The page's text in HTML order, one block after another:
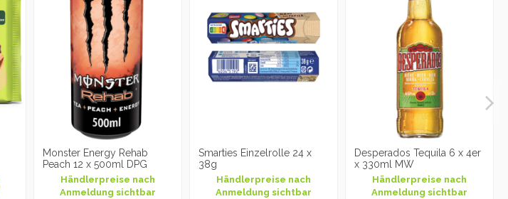
Monster Energy Rehab
Peach 12 x 500ml DPG
Händlerpreise nach
Anmeldung sichtbar
Smarties Einzelrolle 24 x
38g
Händlerpreise nach
Anmeldung sichtbar
Desperados Tequila 6 x 4er
x 330ml MW
Händlerpreise nach
Anmeldung sichtbar